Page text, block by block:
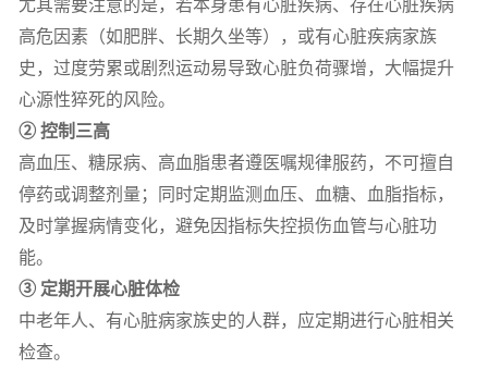
尤其需要注意的是，若本身患有心脏疾病、存在心脏疾病
高危因素（如肥胖、长期久坐等），或有心脏疾病家族
史，过度劳累或剧烈运动易导致心脏负荷骤增，大幅提升
心源性猝死的风险。
② 控制三高
高血压、糖尿病、高血脂患者遵医嘱规律服药，不可擅自
停药或调整剂量；同时定期监测血压、血糖、血脂指标，
及时掌握病情变化，避免因指标失控损伤血管与心脏功
能。
③ 定期开展心脏体检
中老年人、有心脏病家族史的人群，应定期进行心脏相关
检查。